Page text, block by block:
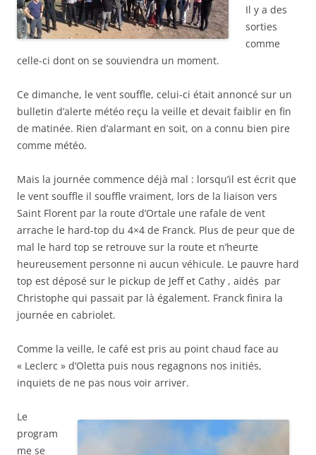
Il y a des
sorties
comme
celle-ci dont on se souviendra un moment.
Ce dimanche, le vent souffle, celui-ci était annoncé sur un
bulletin d’alerte météo reçu la veille et devait faiblir en fin
de matinée. Rien d’alarmant en soit, on a connu bien pire
comme météo.
Mais la journée commence déjà mal : lorsqu’il est écrit que
le vent souffle il souffle vraiment, lors de la liaison vers
Saint Florent par la route d’Ortale une rafale de vent
arrache le hard-top du 4×4 de Franck. Plus de peur que de
mal le hard top se retrouve sur la route et n’heurte
heureusement personne ni aucun véhicule. Le pauvre hard
top est déposé sur le pickup de Jeff et Cathy , aidés par
Christophe qui passait par là également. Franck finira la
journée en cabriolet.
Comme la veille, le café est pris au point chaud face au
« Leclerc » d’Oletta puis nous regagnons nos initiés,
inquiets de ne pas nous voir arriver.
Le
program
me se